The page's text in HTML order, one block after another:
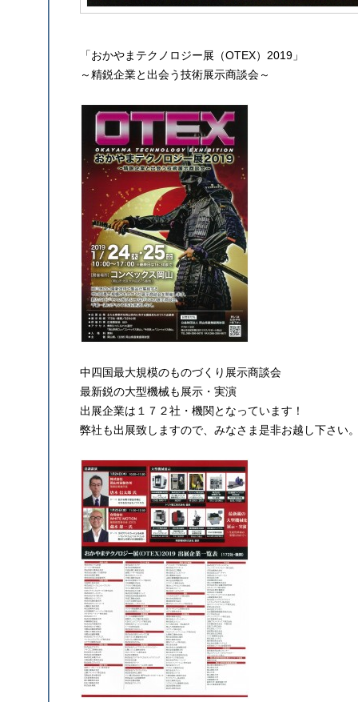
「おかやまテクノロジー展（OTEX）2019」
～精鋭企業と出会う技術展示商談会～
中四国最大規模のものづくり展示商談会
最新鋭の大型機械も展示・実演
出展企業は１７２社・機関となっています！
弊社も出展致しますので、みなさま是非お越し下さい